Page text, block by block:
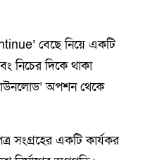
বেছে নিয়ে একটি
নিচের দিকে থাকা
অপশন থেকে
সংগ্রহের একটি কার্যকর